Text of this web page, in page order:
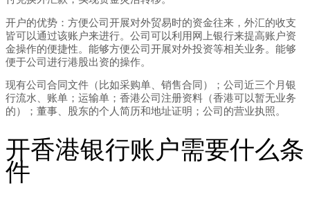
开户的优势：方便公司开展对外贸易时的资金往来，外汇的收支
皆可以通过该账户来进行。公司可以利用网上银行来提高账户资
金操作的便捷性。能够方便公司开展对外投资等相关业务。能够
便于公司进行港股出资的操作。
现有公司合同文件（比如采购单、销售合同）；公司近三个月银
行流水、账单；运输单；香港公司注册资料（香港可以暂无业务
的）；董事、股东的个人简历和地址证明；公司的营业执照。
开香港银行账户需要什么条
件